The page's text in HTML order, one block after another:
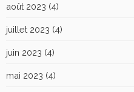
août 2023 (4)
juillet 2023 (4)
juin 2023 (4)
mai 2023 (4)